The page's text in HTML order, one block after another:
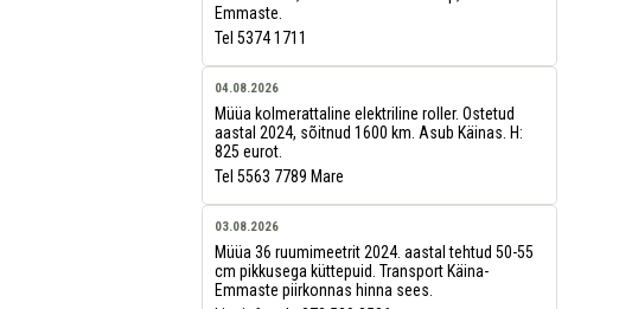
Emmaste.
Tel 5374 1711
04.08.2026
Müüa kolmerattaline elektriline roller. Ostetud
aastal 2024, sõitnud 1600 km. Asub Käinas. H:
825 eurot.
Tel 5563 7789 Mare
03.08.2026
Müüa 36 ruumimeetrit 2024. aastal tehtud 50-55
cm pikkusega küttepuid. Transport Käina-
Emmaste piirkonnas hinna sees.